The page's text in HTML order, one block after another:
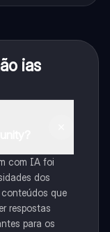
ias
com IA foi
dos
que
respostas
para os